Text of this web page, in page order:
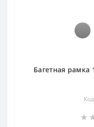
Багетная рамка